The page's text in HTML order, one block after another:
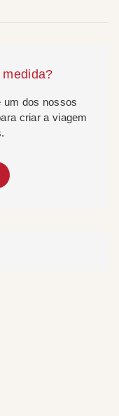
um dos nossos
criar a viagem